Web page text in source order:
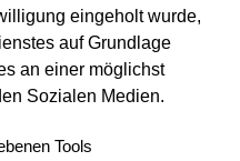
eingeholt wurde,
auf Grundlage
an einer möglichst
Sozialen Medien.
Tools